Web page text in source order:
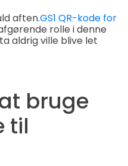
aften.GS1 QR-kode for
rolle i denne
aldrig ville blive let
bruge
til